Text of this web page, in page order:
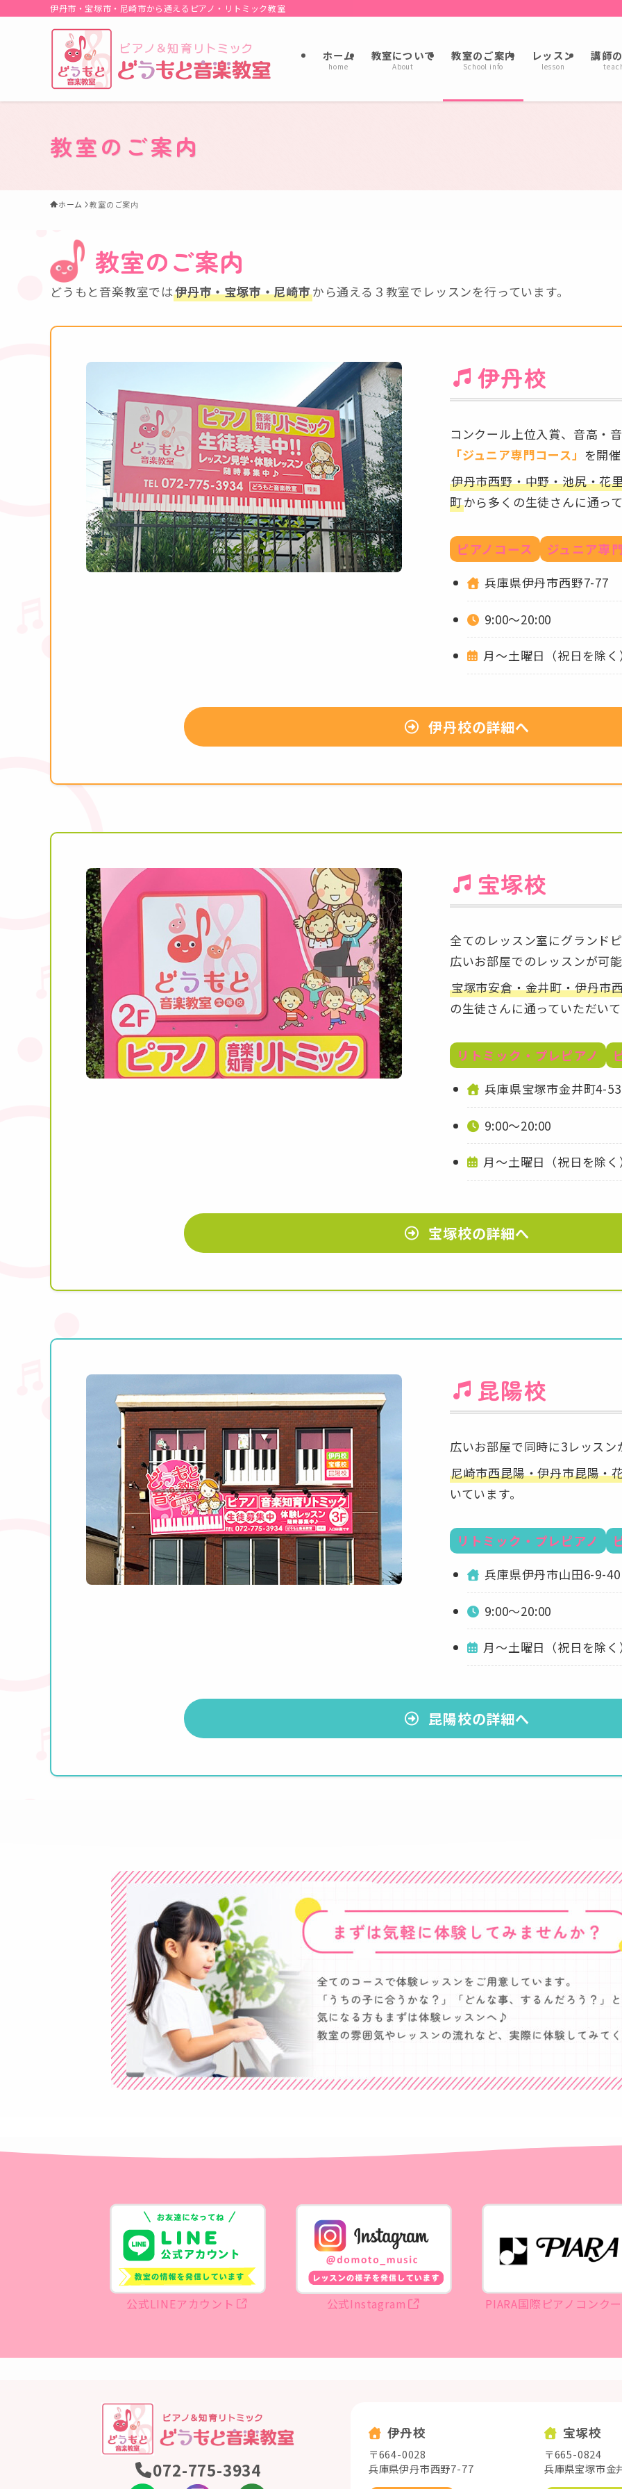
伊丹市・宝塚市・尼崎市から通えるピアノ・リトミック教室
ホーム
home
教室について
About
教室のご案内
School info
レッスン
lesson
講師
教室のご案内
ホーム 教室のご案内
教室のご案内
どうもと音楽教室では伊丹市・宝塚市・尼崎市から通える３教室でレッスンを行っています。
伊丹校
コンクール上位入賞、音高・
「ジュニア専門コース」 を開
伊丹市西野・中野・池尻・花
町から多くの生徒さんに通っ
ピアノコース
ジュニア専
兵庫県伊丹市西野7-77
9:00～20:00
月～土曜日（祝日を除
伊丹校の詳細へ
宝塚校
全てのレッスン室にグランド
広いお部屋でのレッスンが可
宝塚市安倉・金井町・伊丹市
の生徒さんに通っていただい
リトミック・プレピアノ
兵庫県宝塚市金井町4-
9:00～20:00
月～土曜日（祝日を除
宝塚校の詳細へ
昆陽校
広いお部屋で同時に3レッスン
尼崎市西昆陽・伊丹市昆陽・
いています。
リトミック・プレピアノ
兵庫県伊丹市山田6-9-
9:00～20:00
月～土曜日（祝日を除
昆陽校の詳細へ
公式LINEアカウント 公式Instagram PIARA国際ピアノコンク
072-775-3934
伊丹校
〒664-0028
兵庫県伊丹市西野7-77
宝塚校
〒665-0824
兵庫県宝塚市